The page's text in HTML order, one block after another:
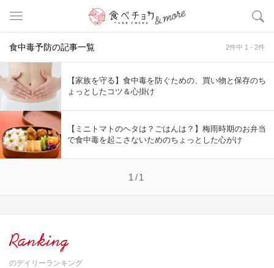
食中毒予防の記事一覧 2件中 1 - 2件
【家族を守る】食中毒を防ぐための、買い物と保存のち
ょっとしたコツ＆心掛け
【ミニトマトのヘタは？ごはんは？】梅雨時期のお弁当
で食中毒を起こさないためのちょっとした心がけ
1/1
Ranking
のデイリーランキング